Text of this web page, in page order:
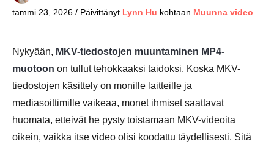
tammi 23, 2026 / Päivittänyt Lynn Hu kohtaan Muunna video
Nykyään, MKV-tiedostojen muuntaminen MP4-
muotoon on tullut tehokkaaksi taidoksi. Koska MKV-
tiedostojen käsittely on monille laitteille ja
mediasoittimille vaikeaa, monet ihmiset saattavat
huomata, etteivät he pysty toistamaan MKV-videoita
oikein, vaikka itse video olisi koodattu täydellisesti. Sitä